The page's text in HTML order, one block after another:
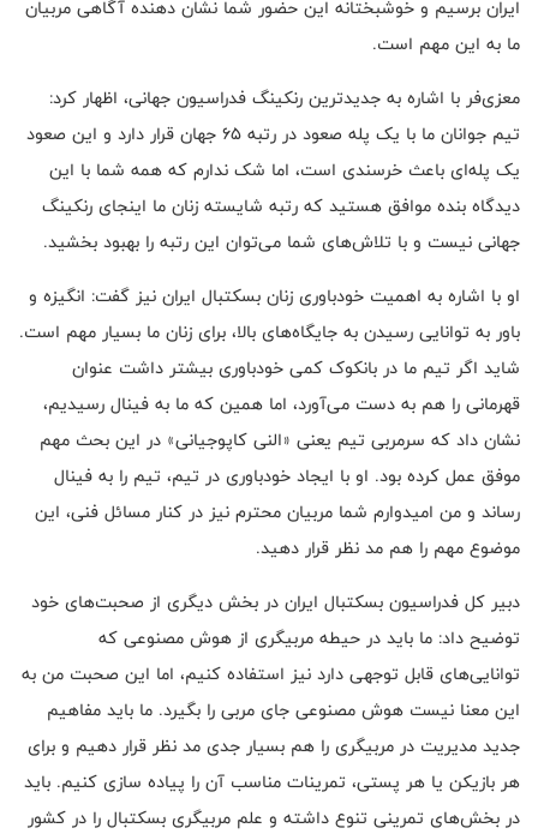
ایران برسیم و خوشبختانه این حضور شما نشان دهنده آگاهی مربیان
ما به این مهم است.
معزی‌فر با اشاره به جدیدترین رنکینگ فدراسیون جهانی، اظهار کرد:
تیم جوانان ما با یک پله صعود در رتبه ۶۵ جهان قرار دارد و این صعود
یک پله‌ای باعث خرسندی است، اما شک ندارم که همه شما با این
دیدگاه بنده موافق هستید که رتبه شایسته زنان ما اینجای رنکینگ
جهانی نیست و با تلاش‌های شما می‌توان این رتبه را بهبود بخشید.
او با اشاره به اهمیت خودباوری زنان بسکتبال ایران نیز گفت: انگیزه و
باور به توانایی رسیدن به جایگاه‌های بالا، برای زنان ما بسیار مهم است.
شاید اگر تیم ما در بانکوک کمی خودباوری بیشتر داشت عنوان
قهرمانی را هم به دست می‌آورد، اما همین که ما به فینال رسیدیم،
نشان داد که سرمربی تیم یعنی «النی کاپوجیانی» در این بحث مهم
موفق عمل کرده بود. او با ایجاد خودباوری در تیم، تیم را به فینال
رساند و من امیدوارم شما مربیان محترم نیز در کنار مسائل فنی، این
موضوع مهم را هم مد نظر قرار دهید.
دبیر کل فدراسیون بسکتبال ایران در بخش دیگری از صحبت‌های خود
توضیح داد: ما باید در حیطه مربیگری از هوش مصنوعی که
توانایی‌های قابل توجهی دارد نیز استفاده کنیم، اما این صحبت من به
این معنا نیست هوش مصنوعی جای مربی را بگیرد. ما باید مفاهیم
جدید مدیریت در مربیگری را هم بسیار جدی مد نظر قرار دهیم و برای
هر بازیکن یا هر پستی، تمرینات مناسب آن را پیاده سازی کنیم. باید
در بخش‌های تمرینی تنوع داشته و علم مربیگری بسکتبال را در کشور